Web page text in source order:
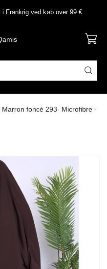
Frankrig ved køb over 99 €
Marron foncé 293- Microfibre -